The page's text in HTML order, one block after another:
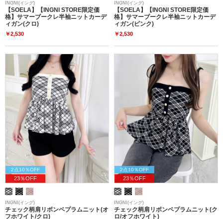
INGNI(イング)
【SOELA】【INGNI STORE限定価
格】サマーブークレ半袖ニットカーデ
ィガン(クロ)
￥2,530
INGNI(イング)
【SOELA】【INGNI STORE限定価
格】サマーブークレ半袖ニットカーデ
ィガン(ピンク)
￥2,530
2点10％OFF
23％OFF
INGNI(イング)
チェック柄肩リボンペプラムニット(オ
フホワイト/クロ)
2点10％OFF
23％OFF
INGNI(イング)
チェック柄肩リボンペプラムニット(ク
ロ/オフホワイト)